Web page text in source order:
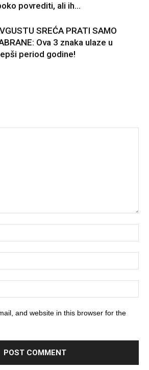
povrediti, ali ih...
SREĆA PRATI SAMO
Ova 3 znaka ulaze u
period godine!
and website in this browser for the